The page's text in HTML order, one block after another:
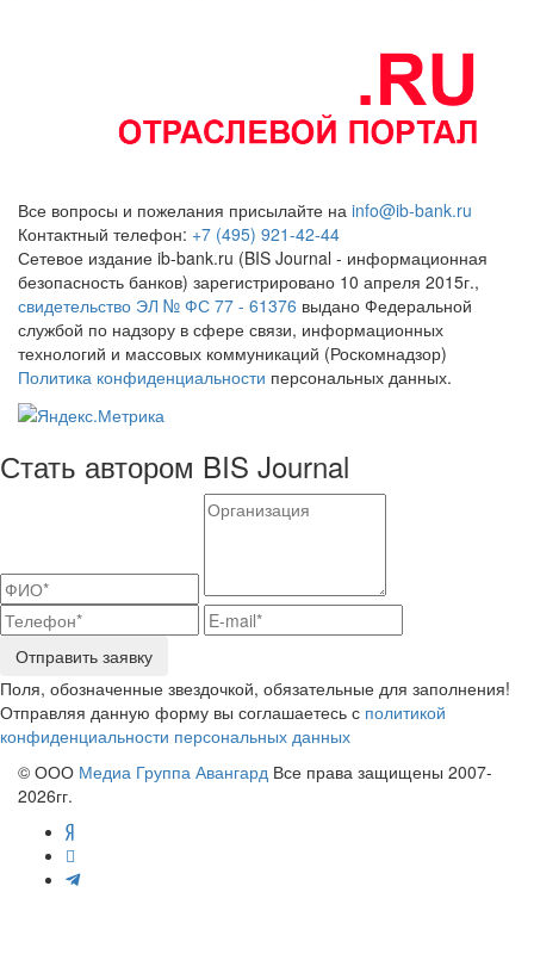
Все вопросы и пожелания присылайте на info@ib-bank.ru
Контактный телефон: +7 (495) 921-42-44
Сетевое издание ib-bank.ru (BIS Journal - информационная
безопасность банков) зарегистрировано 10 апреля 2015г.,
свидетельство ЭЛ № ФС 77 - 61376 выдано Федеральной
службой по надзору в сфере связи, информационных
технологий и массовых коммуникаций (Роскомнадзор)
Политика конфиденциальности персональных данных.
Стать автором BIS Journal
Отправить заявку
Поля, обозначенные звездочкой, обязательные для заполнения!
Отправляя данную форму вы соглашаетесь с политикой
конфиденциальности персональных данных
© ООО Медиа Группа Авангард Все права защищены 2007-
2026гг.